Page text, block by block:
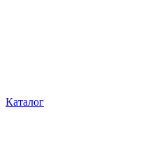
Каталог